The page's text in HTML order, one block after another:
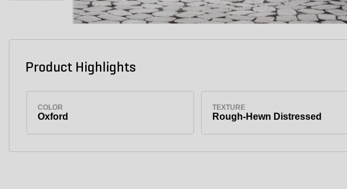
Product Highlights
COLOR
Oxford
TEXTURE
Rough-Hewn Distressed